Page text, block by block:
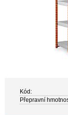
Kód:
Přepravní